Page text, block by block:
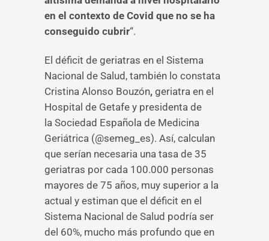
en el contexto de Covid que no se ha
conseguido cubrir“.
El déficit de geriatras en el Sistema
Nacional de Salud, también lo constata
Cristina Alonso Bouzón, geriatra en el
Hospital de Getafe y presidenta de
la Sociedad Española de Medicina
Geriátrica (@semeg_es). Así, calculan
que serían necesaria una tasa de 35
geriatras por cada 100.000 personas
mayores de 75 años, muy superior a la
actual y estiman que el déficit en el
Sistema Nacional de Salud podría ser
del 60%, mucho más profundo que en